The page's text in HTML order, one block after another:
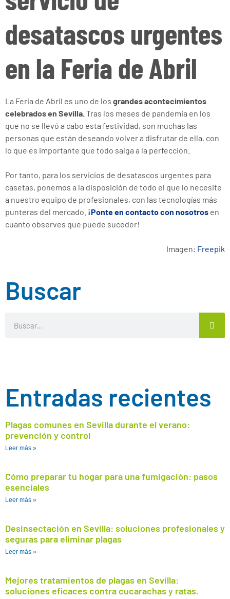
desatascos urgentes
en la Feria de Abril
La Feria de Abril es uno de los grandes acontecimientos
celebrados en Sevilla. Tras los meses de pandemia en los
que no se llevó a cabo esta festividad, son muchas las
personas que están deseando volver a disfrutar de ella, con
lo que es importante que todo salga a la perfección.
Por tanto, para los servicios de desatascos urgentes para
casetas, ponemos a la disposición de todo el que lo necesite
a nuestro equipo de profesionales, con las tecnologías más
punteras del mercado. ¡Ponte en contacto con nosotros en
cuanto observes que puede suceder!
Imagen: Freepik
Buscar
Entradas recientes
Plagas comunes en Sevilla durante el verano:
prevención y control
Leer más »
Cómo preparar tu hogar para una fumigación: pasos
esenciales
Leer más »
Desinsectación en Sevilla: soluciones profesionales y
seguras para eliminar plagas
Leer más »
Mejores tratamientos de plagas en Sevilla:
soluciones eficaces contra cucarachas y ratas.